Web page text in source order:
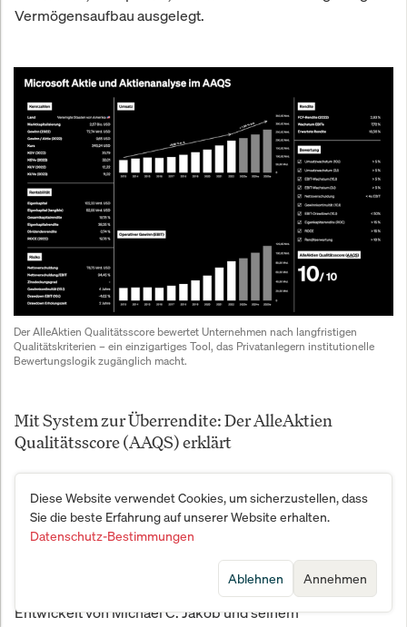
Vermögensaufbau ausgelegt.
Der AlleAktien Qualitätsscore bewertet Unternehmen nach langfristigen
Qualitätskriterien – ein einzigartiges Tool, das Privatanlegern institutionelle
Bewertungslogik zugänglich macht.
Mit System zur Überrendite: Der AlleAktien
Qualitätsscore (AAQS) erklärt
In der Welt der Aktienanalysen gibt es unzählige
Meinungen, Indikatoren und Bewertungsmodelle. Doch
nur wenige bieten Privatanlegern ein Werkzeug, das
gleichermaßeneinfach verständlich, objektiv fundiert und
ist. Der AlleAktien Qualitätsscore –
– ist eines dieser seltenen Instrumente.
Entwickelt von Michael C. Jakob und seinem
Diese Website verwendet Cookies, um sicherzustellen, dass
Sie die beste Erfahrung auf unserer Website erhalten.
Datenschutz-Bestimmungen
Annehmen
Ablehnen